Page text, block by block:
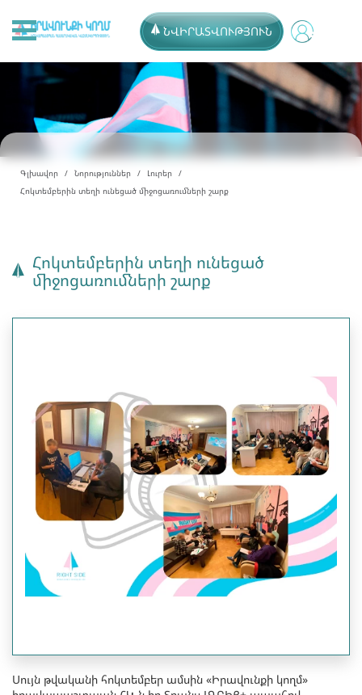
ՆՎԻՐԱՏՎՈՒԹՅՈՒՆ
Գլխավոր Նորություններ
Լուրեր
Հոկտեմբերին տեղի ունեցած միջոցառումների շարք
Հոկտեմբերին տեղի ունեցած
միջոցառումների շարք
Սույն թվականի հոկտեմբեր ամսին «Իրավունքի կողմ»